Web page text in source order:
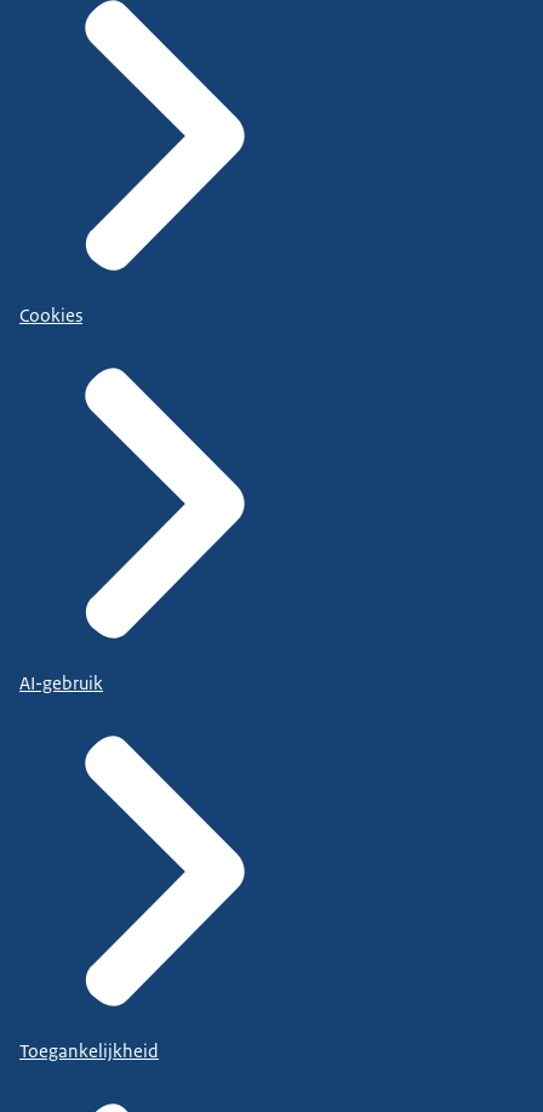
Cookies
AI-gebruik
Toegankelijkheid